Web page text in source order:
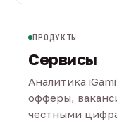
ПРОДУКТЫ
Сервисы
Аналитика
офферы,
честными